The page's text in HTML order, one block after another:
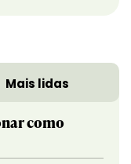
Mais lidas
como